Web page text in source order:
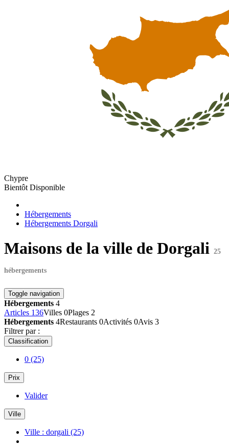
Chypre
Bientôt Disponible
Hébergements
Hébergements Dorgali
Maisons de la ville de Dorgali 25
hébergements
Toggle navigation
Hébergements 4
Articles 136Villes 0Plages 2
Hébergements 4Restaurants 0Activités 0Avis 3
Filtrer par :
Classification
0 (25)
Prix
Valider
Ville
Ville : dorgali (25)